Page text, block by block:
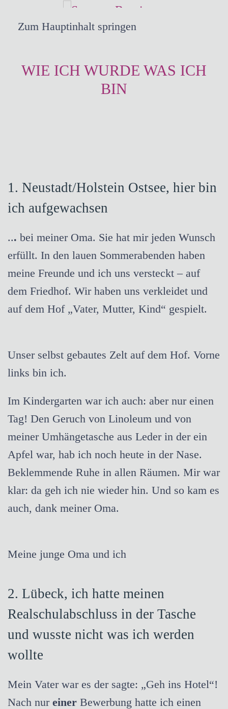
Zum Hauptinhalt springen
WIE ICH WURDE WAS ICH
BIN
1. Neustadt/Holstein Ostsee, hier bin
ich aufgewachsen
... bei meiner Oma. Sie hat mir jeden Wunsch
erfüllt. In den lauen Sommerabenden haben
meine Freunde und ich uns versteckt – auf
dem Friedhof. Wir haben uns verkleidet und
auf dem Hof „Vater, Mutter, Kind“ gespielt.
Unser selbst gebautes Zelt auf dem Hof. Vorne
links bin ich.
Im Kindergarten war ich auch: aber nur einen
Tag! Den Geruch von Linoleum und von
meiner Umhängetasche aus Leder in der ein
Apfel war, hab ich noch heute in der Nase.
Beklemmende Ruhe in allen Räumen. Mir war
klar: da geh ich nie wieder hin. Und so kam es
auch, dank meiner Oma.
Meine junge Oma und ich
2. Lübeck, ich hatte meinen
Realschulabschluss in der Tasche
und wusste nicht was ich werden
wollte
Mein Vater war es der sagte: „Geh ins Hotel“!
Nach nur einer Bewerbung hatte ich einen